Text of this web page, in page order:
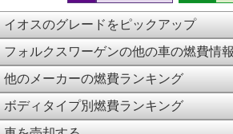
イオスのグレードをピックアップ
フォルクスワーゲンの他の車の燃費情報
他のメーカーの燃費ランキング
ボディタイプ別燃費ランキング